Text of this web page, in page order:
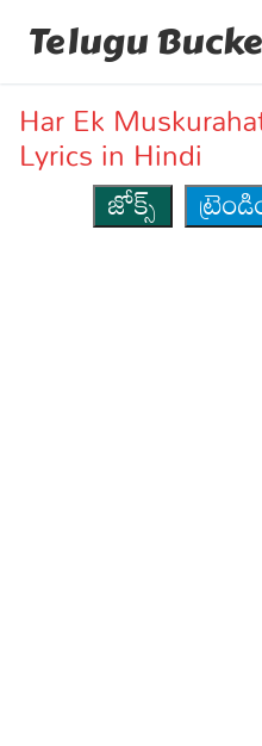
Telugu
Har Ek
Lyrics in Hindi
జోక్స్